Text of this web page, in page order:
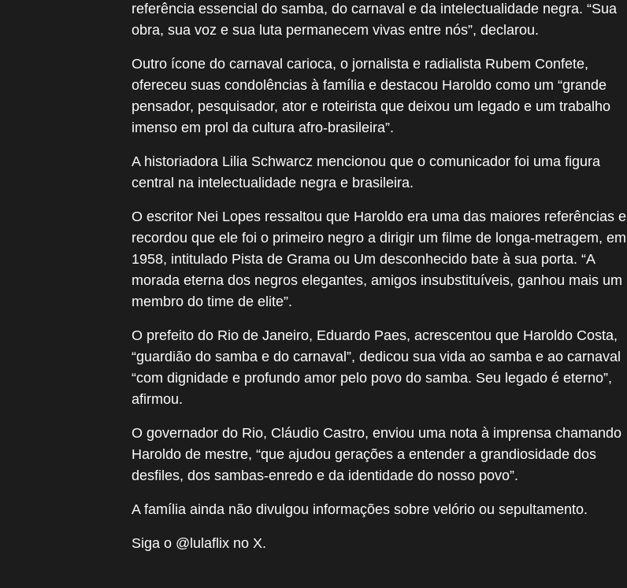
referência essencial do samba, do carnaval e da intelectualidade negra. “Sua
obra, sua voz e sua luta permanecem vivas entre nós”, declarou.
Outro ícone do carnaval carioca, o jornalista e radialista Rubem Confete,
ofereceu suas condolências à família e destacou Haroldo como um “grande
pensador, pesquisador, ator e roteirista que deixou um legado e um trabalho
imenso em prol da cultura afro-brasileira”.
A historiadora Lilia Schwarcz mencionou que o comunicador foi uma figura
central na intelectualidade negra e brasileira.
O escritor Nei Lopes ressaltou que Haroldo era uma das maiores referências e
recordou que ele foi o primeiro negro a dirigir um filme de longa-metragem, em
1958, intitulado Pista de Grama ou Um desconhecido bate à sua porta. “A
morada eterna dos negros elegantes, amigos insubstituíveis, ganhou mais um
membro do time de elite”.
O prefeito do Rio de Janeiro, Eduardo Paes, acrescentou que Haroldo Costa,
“guardião do samba e do carnaval”, dedicou sua vida ao samba e ao carnaval
“com dignidade e profundo amor pelo povo do samba. Seu legado é eterno”,
afirmou.
O governador do Rio, Cláudio Castro, enviou uma nota à imprensa chamando
Haroldo de mestre, “que ajudou gerações a entender a grandiosidade dos
desfiles, dos sambas-enredo e da identidade do nosso povo”.
A família ainda não divulgou informações sobre velório ou sepultamento.
Siga o @lulaflix no X.